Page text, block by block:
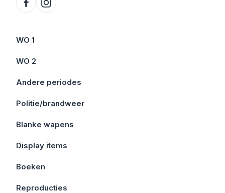
WO 1
WO 2
Andere periodes
Politie/brandweer
Blanke wapens
Display items
Boeken
Reproducties